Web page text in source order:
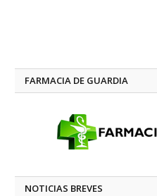
FARMACIA DE GUARDIA
NOTICIAS BREVES